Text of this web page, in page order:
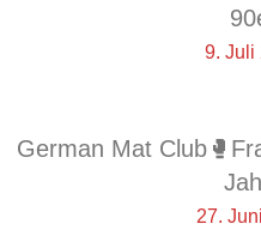
9. Juli
German Mat
27.